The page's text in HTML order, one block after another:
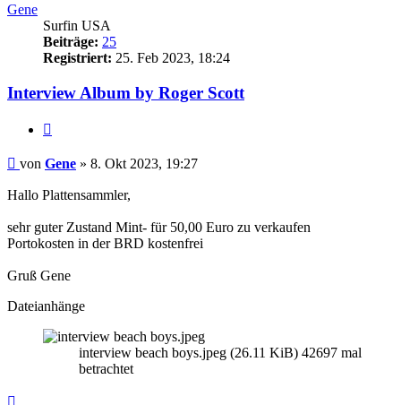
Gene
Surfin USA
Beiträge: 25
Registriert: 25. Feb 2023, 18:24
Interview Album by Roger Scott
Beitrag
von Gene » 8. Okt 2023, 19:27
Hallo Plattensammler,
sehr guter Zustand Mint- für 50,00 Euro zu verkaufen
Portokosten in der BRD kostenfrei
Gruß Gene
Dateianhänge
interview beach boys.jpeg (26.11 KiB) 42697 mal
betrachtet